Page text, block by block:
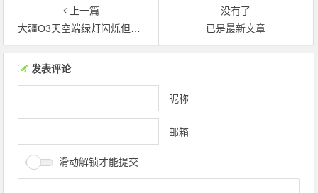
上一篇
大疆O3天空端绿灯闪烁但对不上频解决方法
没有了
已是最新文章
文章导航
发表评论
昵称
邮箱
滑动解锁才能提交